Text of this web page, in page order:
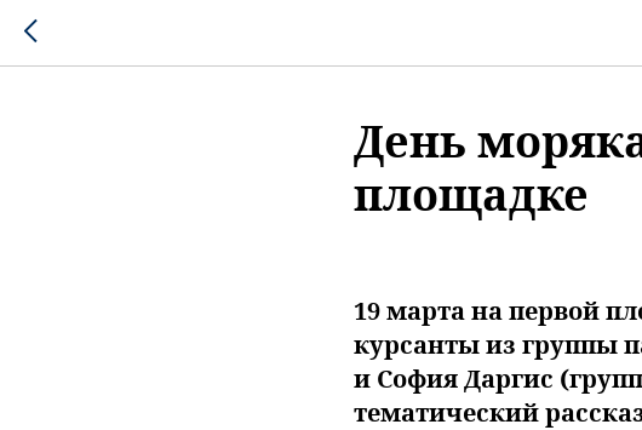
День
площадке
19 марта на первой
курсанты из группы
и София Даргис
тематический